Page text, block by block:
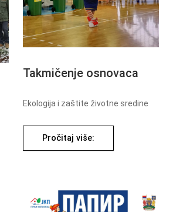
Takmičenje osnovaca
Ekologija i zaštite životne sredine
Pročitaj više: